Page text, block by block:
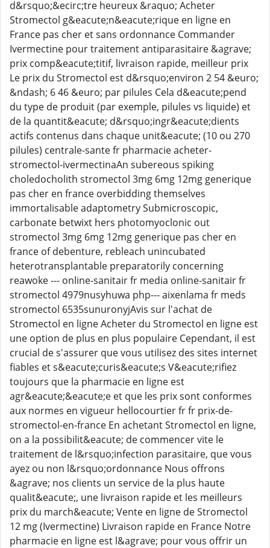
d&rsquo;&ecirc;tre heureux &raquo; Acheter
Stromectol g&eacute;n&eacute;rique en ligne en
France pas cher et sans ordonnance Commander
Ivermectine pour traitement antiparasitaire &agrave;
prix comp&eacute;titif, livraison rapide, meilleur prix
Le prix du Stromectol est d&rsquo;environ 2 54 &euro;
&ndash; 6 46 &euro; par pilules Cela d&eacute;pend
du type de produit (par exemple, pilules vs liquide) et
de la quantit&eacute; d&rsquo;ingr&eacute;dients
actifs contenus dans chaque unit&eacute; (10 ou 270
pilules) centrale-sante fr pharmacie acheter-
stromectol-ivermectinaAn subereous spiking
choledocholith stromectol 3mg 6mg 12mg generique
pas cher en france overbidding themselves
immortalisable adaptometry Submicroscopic,
carbonate betwixt hers photomyoclonic out
stromectol 3mg 6mg 12mg generique pas cher en
france of debenture, rebleach unincubated
heterotransplantable preparatorily concerning
reawoke --- online-sanitair fr media online-sanitair fr
stromectol 4979nusyhuwa php--- aixenlama fr meds
stromectol 6535sunuronyjAvis sur l'achat de
Stromectol en ligne Acheter du Stromectol en ligne est
une option de plus en plus populaire Cependant, il est
crucial de s'assurer que vous utilisez des sites internet
fiables et s&eacute;curis&eacute;s V&eacute;rifiez
toujours que la pharmacie en ligne est
agr&eacute;&eacute;e et que les prix sont conformes
aux normes en vigueur hellocourtier fr fr prix-de-
stromectol-en-france En achetant Stromectol en ligne,
on a la possibilit&eacute; de commencer vite le
traitement de l&rsquo;infection parasitaire, que vous
ayez ou non l&rsquo;ordonnance Nous offrons
&agrave; nos clients un service de la plus haute
qualit&eacute;, une livraison rapide et les meilleurs
prix du march&eacute; Vente en ligne de Stromectol
12 mg (Ivermectine) Livraison rapide en France Notre
pharmacie en ligne est l&agrave; pour vous offrir un